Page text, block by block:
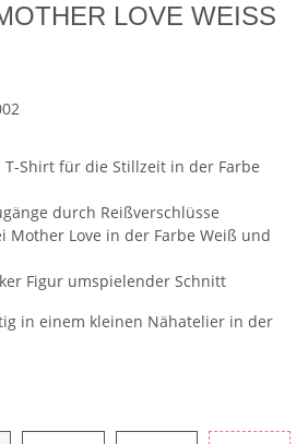
LOVE WEISS
T-Shirt für die Stillzeit in der Farbe
durch Reißverschlüsse
Mother Love in der Farbe Weiß und
Figur umspielender Schnitt
in einem kleinen Nähatelier in der